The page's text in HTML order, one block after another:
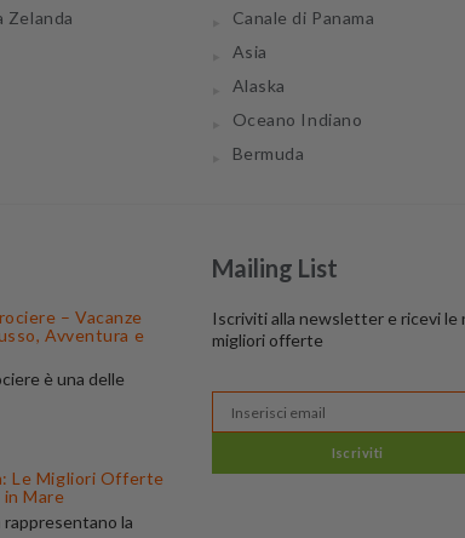
Zelanda
Canale di Panama
Asia
Alaska
Oceano Indiano
Bermuda
– Vacanze
Avventura e
è una delle
Caribbean
Caraibi,
Le Migliori Offerte
in Mare
rappresentano la
Mailing List
Iscriviti alla newsletter e ricevi le
migliori offerte
Iscriviti